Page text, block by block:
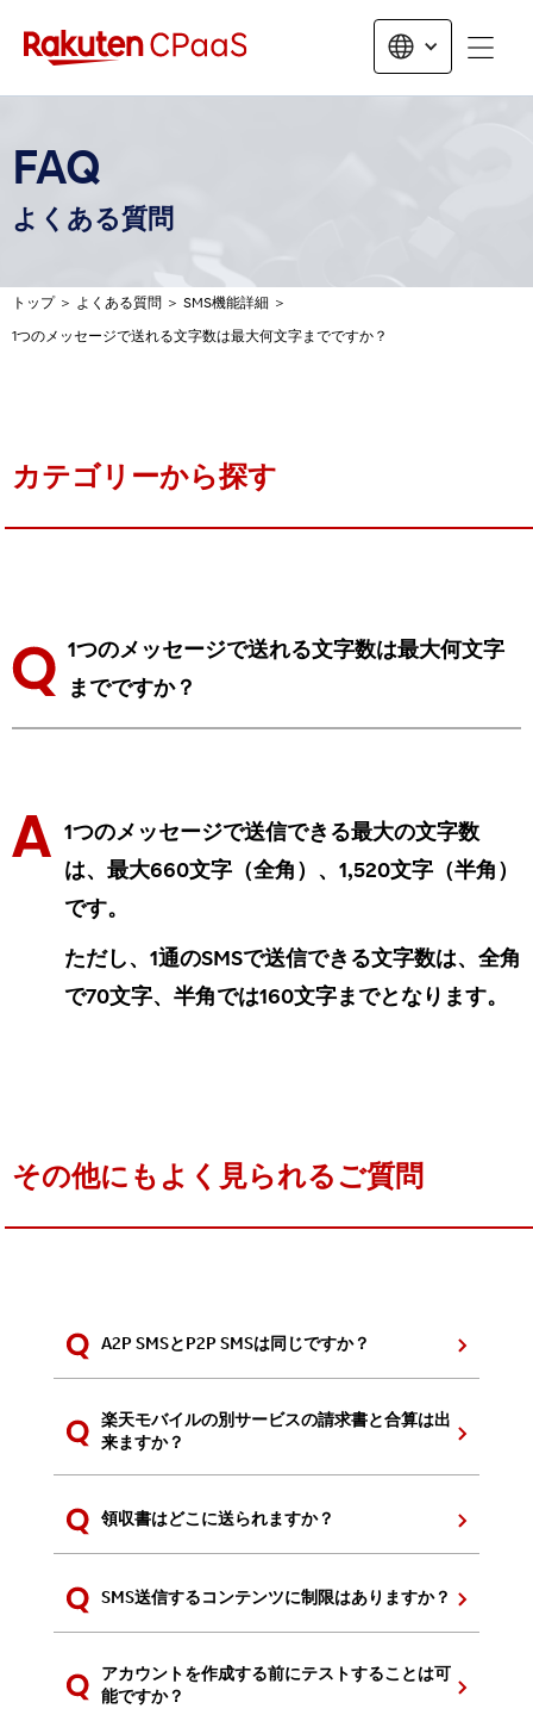
無料トライアルお申し込み
FAQ
よくある質問
トップ ＞ よくある質問 ＞ SMS機能詳細 ＞
1つのメッセージで送れる文字数は最大何文字までですか？
カテゴリーから探す
1つのメッセージで送れる文字数は最大何文字
までですか？
1つのメッセージで送信できる最大の文字数
は、最大660文字（全角）、1,520文字（半角）
です。
ただし、1通のSMSで送信できる文字数は、全角
で70文字、半角では160文字までとなります。
その他にもよく見られるご質問
A2P SMSとP2P SMSは同じですか？
楽天モバイルの別サービスの請求書と合算は出
来ますか？
領収書はどこに送られますか？
SMS送信するコンテンツに制限はありますか？
アカウントを作成する前にテストすることは可
能ですか？